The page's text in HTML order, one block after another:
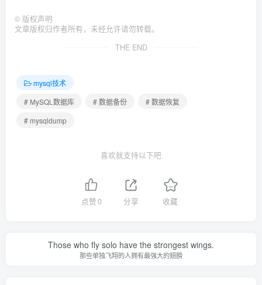
© 版权声明
文章版权归作者所有，未经允许请勿转载。
THE END
mysql技术
# MySQL数据库
# 数据备份
# 数据恢复
# mysqldump
喜欢就支持以下吧
点赞0 分享 收藏
Those who fly solo have the strongest wings.
那些单独飞翔的人拥有最强大的翅膀